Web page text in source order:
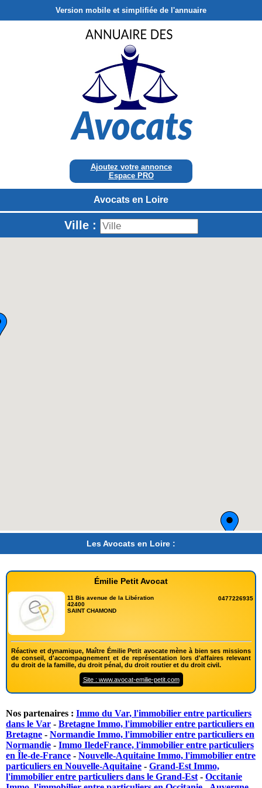
Version mobile et simplifiée de l'annuaire
Ajoutez votre annonce
Espace PRO
Avocats en Loire
Ville :
Les Avocats en Loire :
Émilie Petit Avocat
11 Bis avenue de la Libération
42400
SAINT CHAMOND
0477226935
Réactive et dynamique, Maître Émilie Petit avocate mène à bien ses missions
de conseil, d'accompagnement et de représentation lors d'affaires relevant
du droit de la famille, du droit pénal, du droit routier et du droit civil.
Site : www.avocat-emilie-petit.com
Nos partenaires : Immo du Var, l'immobilier entre particuliers
dans le Var - Bretagne Immo, l'immobilier entre particuliers en
Bretagne - Normandie Immo, l'immobilier entre particuliers en
Normandie - Immo IledeFrance, l'immobilier entre particuliers
en Île-de-France - Nouvelle-Aquitaine Immo, l'immobilier entre
particuliers en Nouvelle-Aquitaine - Grand-Est Immo,
l'immobilier entre particuliers dans le Grand-Est - Occitanie